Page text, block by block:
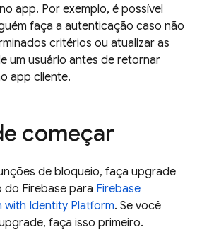
app. Por exemplo, é possível
faça a autenticação caso não
critérios ou atualizar as
um usuário antes de retornar
app cliente.
começar
de bloqueio, faça upgrade
Firebase para Firebase
with Identity Platform. Se você
faça isso primeiro.